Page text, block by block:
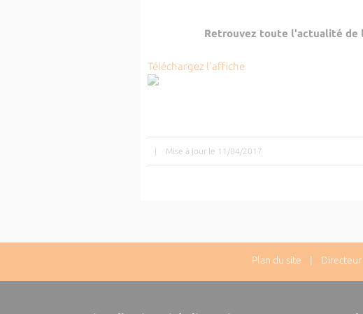
Retrouvez toute l'actualité de
Téléchargez l'affiche
| Mise à jour le 11/04/2017
Plan du site | Directeur